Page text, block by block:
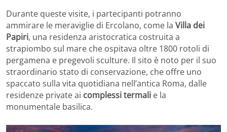
Durante queste visite, i partecipanti potranno
ammirare le meraviglie di Ercolano, come la Villa dei
Papiri, una residenza aristocratica costruita a
strapiombo sul mare che ospitava oltre 1800 rotoli di
pergamena e pregevoli sculture. Il sito è noto per il suo
straordinario stato di conservazione, che offre uno
spaccato sulla vita quotidiana nell’antica Roma, dalle
residenze private ai complessi termali e la
monumentale basilica.